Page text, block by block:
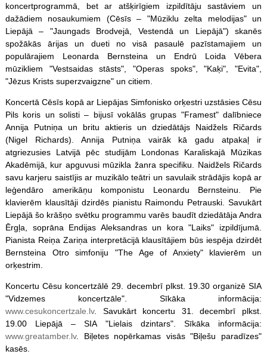
koncertprogrammā, bet ar atšķirīgiem izpildītāju sastāviem un
dažādiem nosaukumiem (Cēsīs – "Mūziklu zelta melodijas" un
Liepājā – "Jaungads Brodvejā, Vestendā un Liepājā") skanēs
spožākās ārijas un dueti no visā pasaulē pazīstamajiem un
populārajiem Leonarda Bernsteina un Endrū Loida Vēbera
mūzikliem "Vestsaidas stāsts", "Operas spoks", "Kaķi", "Evita",
"Jēzus Krists superzvaigzne" un citiem.
Koncertā Cēsīs kopā ar Liepājas Simfonisko orķestri uzstāsies Cēsu
Pils koris un solisti – bijusī vokālās grupas "Framest" dalībniece
Annija Putniņa un britu aktieris un dziedātājs Naidžels Ričards
(Nigel Richards). Annija Putniņa vairāk kā gadu atpakaļ ir
atgriezusies Latvijā pēc studijām Londonas Karaliskajā Mūzikas
Akadēmijā, kur apguvusi mūzikla žanra specifiku. Naidžels Ričards
savu karjeru saistījis ar muzikālo teātri un savulaik strādājis kopā ar
leģendāro amerikāņu komponistu Leonardu Bernsteinu. Pie
klavierēm klausītāji dzirdēs pianistu Raimondu Petrauski. Savukārt
Liepājā šo krāšņo svētku programmu varēs baudīt dziedātāja Andra
Ērgļa, soprāna Endijas Aleksandras un kora "Laiks" izpildījumā.
Pianista Reiņa Zariņa interpretācijā klausītājiem būs iespēja dzirdēt
Bernsteina Otro simfoniju "The Age of Anxiety" klavierēm un
orķestrim.
Koncertu Cēsu koncertzālē 29. decembrī plkst. 19.30 organizē SIA
"Vidzemes koncertzāle". Sīkāka informācija:
www.cesukoncertzale.lv. Savukārt koncertu 31. decembrī plkst.
19.00 Liepājā – SIA "Lielais dzintars". Sīkāka informācija:
www.greatamber.lv. Biļetes nopērkamas visās "Biļešu paradīzes"
kasēs.